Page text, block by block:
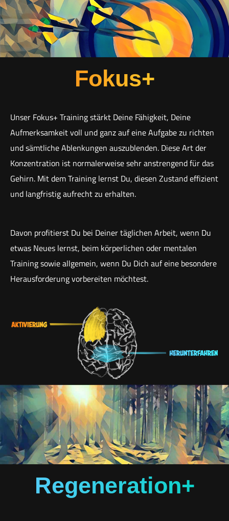
Fokus+
Unser Fokus+ Training stärkt Deine Fähigkeit, Deine
Aufmerksamkeit voll und ganz auf eine Aufgabe zu richten
und sämtliche Ablenkungen auszublenden. Diese Art der
Konzentration ist normalerweise sehr anstrengend für das
Gehirn. Mit dem Training lernst Du, diesen Zustand effizient
und langfristig aufrecht zu erhalten.
Davon profitierst Du bei Deiner täglichen Arbeit, wenn Du
etwas Neues lernst, beim körperlichen oder mentalen
Training sowie allgemein, wenn Du Dich auf eine besondere
Herausforderung vorbereiten möchtest.
Regeneration+